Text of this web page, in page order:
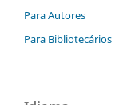
Para Autores
Para Bibliotecários